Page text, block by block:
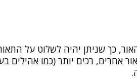
כך שניתן יהיה לשלוט על
אחרים, רכים יותר (כמו אהילים